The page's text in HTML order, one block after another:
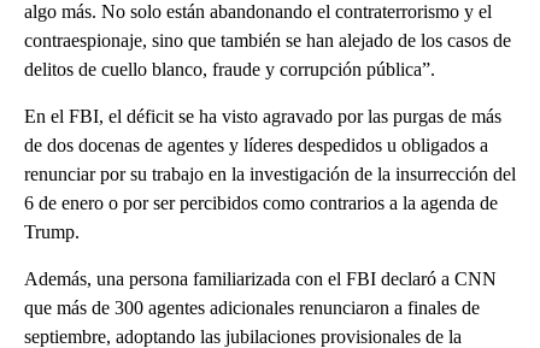
algo más. No solo están abandonando el contraterrorismo y el
contraespionaje, sino que también se han alejado de los casos de
delitos de cuello blanco, fraude y corrupción pública”.
En el FBI, el déficit se ha visto agravado por las purgas de más
de dos docenas de agentes y líderes despedidos u obligados a
renunciar por su trabajo en la investigación de la insurrección del
6 de enero o por ser percibidos como contrarios a la agenda de
Trump.
Además, una persona familiarizada con el FBI declaró a CNN
que más de 300 agentes adicionales renunciaron a finales de
septiembre, adoptando las jubilaciones provisionales de la